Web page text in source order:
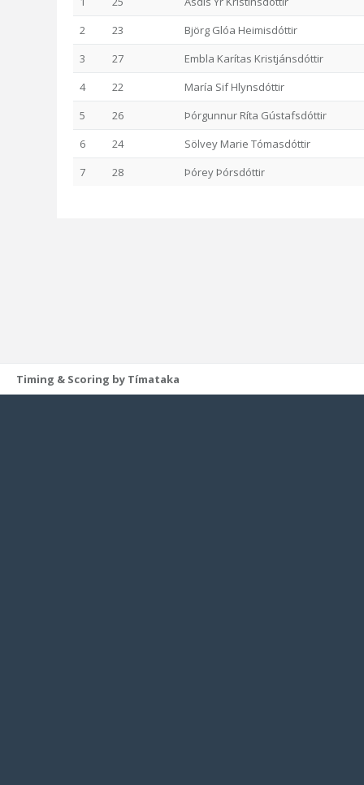
2
23
Björg Glóa Heimisdóttir
3
27
Embla Karítas Kristjánsdóttir
4
22
María Sif Hlynsdóttir
5
26
Þórgunnur Ríta Gústafsdóttir
6
24
Sölvey Marie Tómasdóttir
7
28 Þórey Þórsdóttir
Timing & Scoring by Tímataka